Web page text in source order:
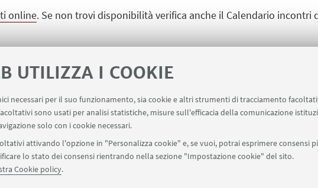
UTILIZZA I COOKIE
necessari per il suo funzionamento, sia cookie e altri strumenti di tracciamento
sono usati per analisi statistiche, misure sull'efficacia della comunicazione
solo con i cookie necessari.
attivando l'opzione in "Personalizza cookie" e, se vuoi, potrai esprimere consensi
lo stato dei consensi rientrando nella sezione "Impostazione cookie" del sito.
Cookie policy.
online. Se non trovi disponibilità verifica anche il Calendario incontri